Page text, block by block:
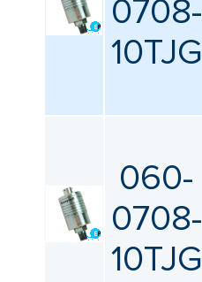
0708-
10TJG
060-
0708-
10TJG